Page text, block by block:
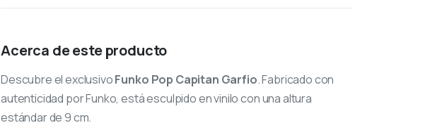
Acerca de este producto
Descubre el exclusivoFunko Pop Capitan Garfio. Fabricado con
autenticidad por Funko, está esculpido en vinilo con una altura
estándar de 9 cm.